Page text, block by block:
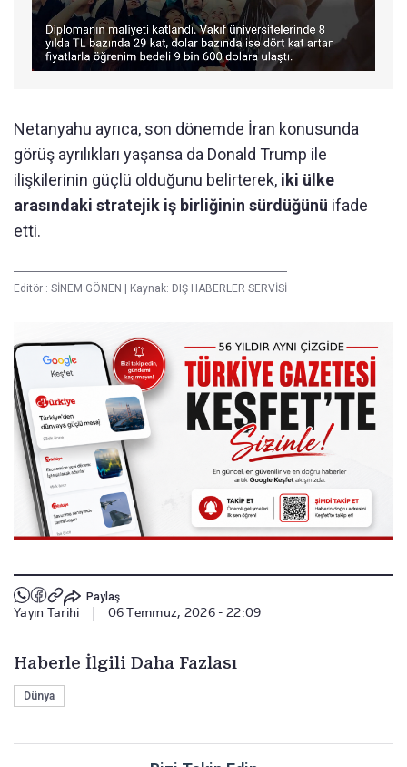
Netanyahu ayrıca, son dönemde İran konusunda
görüş ayrılıkları yaşansa da Donald Trump ile
ilişkilerinin güçlü olduğunu belirterek, iki ülke
arasındaki stratejik iş birliğinin sürdüğünü ifade
etti.
Editör : SİNEM GÖNEN | Kaynak: DIŞ HABERLER SERVİSİ
Paylaş
Yayın Tarihi 06 Temmuz, 2026 - 22:09
Haberle İlgili Daha Fazlası
Dünya